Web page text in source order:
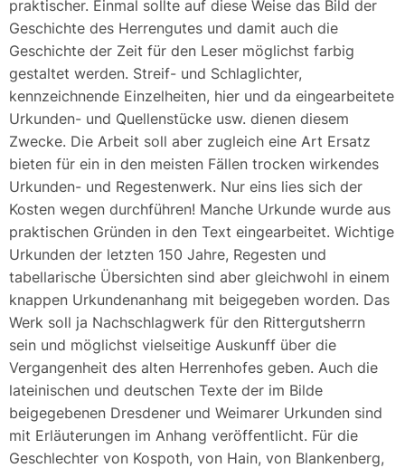
praktischer. Einmal sollte auf diese Weise das Bild der
Geschichte des Herrengutes und damit auch die
Geschichte der Zeit für den Leser möglichst farbig
gestaltet werden. Streif- und Schlaglichter,
kennzeichnende Einzelheiten, hier und da eingearbeitete
Urkunden- und Quellenstücke usw. dienen diesem
Zwecke. Die Arbeit soll aber zugleich eine Art Ersatz
bieten für ein in den meisten Fällen trocken wirkendes
Urkunden- und Regestenwerk. Nur eins lies sich der
Kosten wegen durchführen! Manche Urkunde wurde aus
praktischen Gründen in den Text eingearbeitet. Wichtige
Urkunden der letzten 150 Jahre, Regesten und
tabellarische Übersichten sind aber gleichwohl in einem
knappen Urkundenanhang mit beigegeben worden. Das
Werk soll ja Nachschlagwerk für den Rittergutsherrn
sein und möglichst vielseitige Auskunff über die
Vergangenheit des alten Herrenhofes geben. Auch die
lateinischen und deutschen Texte der im Bilde
beigegebenen Dresdener und Weimarer Urkunden sind
mit Erläuterungen im Anhang veröffentlicht. Für die
Geschlechter von Kospoth, von Hain, von Blankenberg,